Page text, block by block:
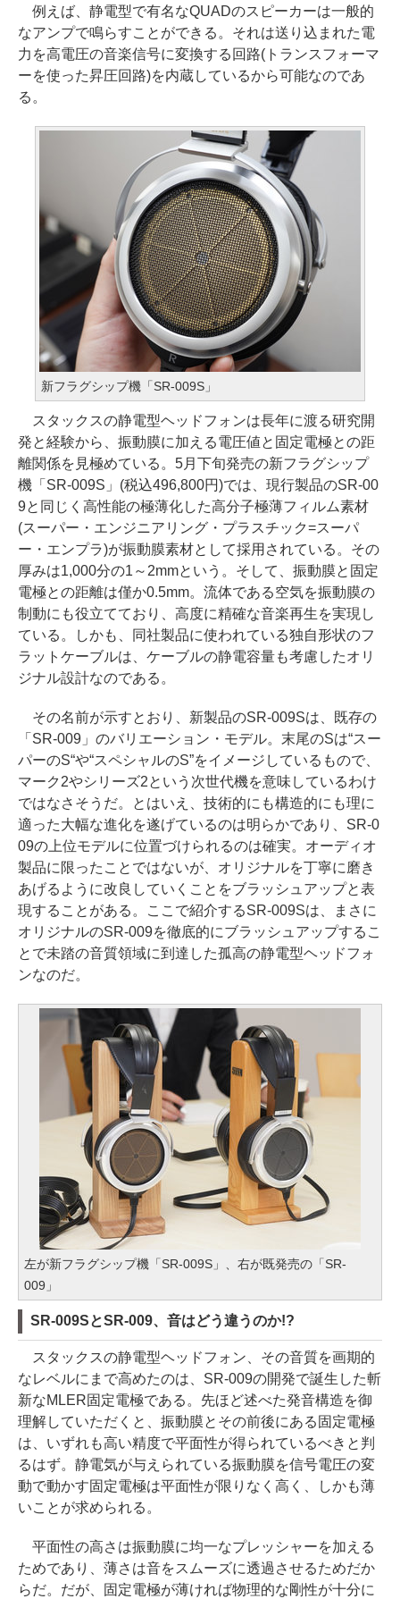
例えば、静電型で有名なQUADのスピーカーは一般的
なアンプで鳴らすことができる。それは送り込まれた電
力を高電圧の音楽信号に変換する回路(トランスフォーマ
ーを使った昇圧回路)を内蔵しているから可能なのであ
る。
新フラグシップ機「SR-009S」
スタックスの静電型ヘッドフォンは長年に渡る研究開
発と経験から、振動膜に加える電圧値と固定電極との距
離関係を見極めている。5月下旬発売の新フラグシップ
機「SR-009S」(税込496,800円)では、現行製品のSR-00
9と同じく高性能の極薄化した高分子極薄フィルム素材
(スーパー・エンジニアリング・プラスチック=スーパ
ー・エンプラ)が振動膜素材として採用されている。その
厚みは1,000分の1～2mmという。そして、振動膜と固定
電極との距離は僅か0.5mm。流体である空気を振動膜の
制動にも役立てており、高度に精確な音楽再生を実現し
ている。しかも、同社製品に使われている独自形状のフ
ラットケーブルは、ケーブルの静電容量も考慮したオリ
ジナル設計なのである。
その名前が示すとおり、新製品のSR-009Sは、既存の
「SR-009」のバリエーション・モデル。末尾のSは“スー
パーのS“や“スペシャルのS”をイメージしているもので、
マーク2やシリーズ2という次世代機を意味しているわけ
ではなさそうだ。とはいえ、技術的にも構造的にも理に
適った大幅な進化を遂げているのは明らかであり、SR-0
09の上位モデルに位置づけられるのは確実。オーディオ
製品に限ったことではないが、オリジナルを丁寧に磨き
あげるように改良していくことをブラッシュアップと表
現することがある。ここで紹介するSR-009Sは、まさに
オリジナルのSR-009を徹底的にブラッシュアップするこ
とで未踏の音質領域に到達した孤高の静電型ヘッドフォ
ンなのだ。
左が新フラグシップ機「SR-009S」、右が既発売の「SR-
009」
SR-009SとSR-009、音はどう違うのか!?
スタックスの静電型ヘッドフォン、その音質を画期的
なレベルにまで高めたのは、SR-009の開発で誕生した斬
新なMLER固定電極である。先ほど述べた発音構造を御
理解していただくと、振動膜とその前後にある固定電極
は、いずれも高い精度で平面性が得られているべきと判
るはず。静電気が与えられている振動膜を信号電圧の変
動で動かす固定電極は平面性が限りなく高く、しかも薄
いことが求められる。
平面性の高さは振動膜に均一なプレッシャーを加える
ためであり、薄さは音をスムーズに透過させるためだか
らだ。だが、固定電極が薄ければ物理的な剛性が十分に